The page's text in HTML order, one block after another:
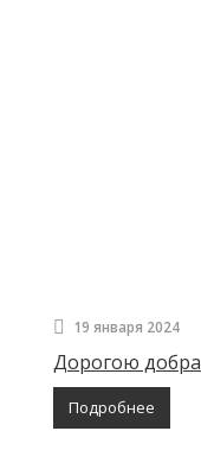
19 января 2024
Дорогою добра
Подробнее